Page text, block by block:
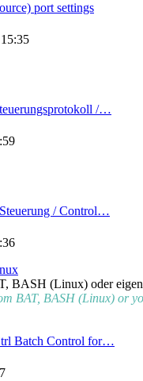
port settings
/…
/ Control…
BASH (Linux) oder
BAT, BASH (Linux) or
Batch Control for…